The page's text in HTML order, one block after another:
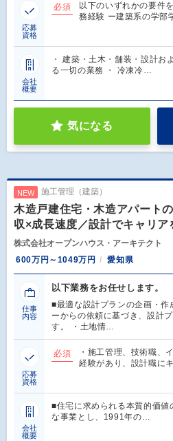
応募
資格
必須
以下のいずれかの要件
務経験 ー建築系の学部
会社
概要
・ 建築・土木・舗装・設計お
る一切の業務 ・ 冷凍冷…
気になる
NEW 施工管理（建築）
木造戸建住宅・木造アパート
収×成長速度／設計でキャリア
株式会社オープンハウス・アーキテクト
600万円～1049万円
愛知県
仕事
内容
以下業務をお任せします。
■最適な設計プランの企画・
ーからの依頼に基づき、設計
す。 ・土地情…
応募
資格
必須
・施工管理、技術職、
経験があり、設計職に
会社
概要
■住宅に求められる本質的価
な事業とし、1991年の…